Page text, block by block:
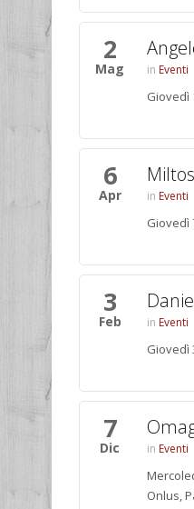
2
Mag Eventi
Giovedì
6
Apr Eventi
Giovedì
3
Feb Eventi
Giovedì
7
Dic Eventi
Onlus,